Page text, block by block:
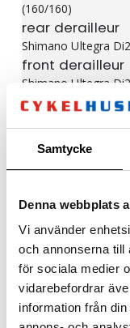
Samtycke
Denna webbplats
Vi använder
och annonserna till
för sociala medier
vidarebefordrar
information från
(160/160)
rear derailleur
Shimano Ultegra
front derailleur
Shimano Ultegra
bottom bracket
crankset
Shimano Ultegra
cassette
Shimano Ultegra
chain
Shimano CN-M8100